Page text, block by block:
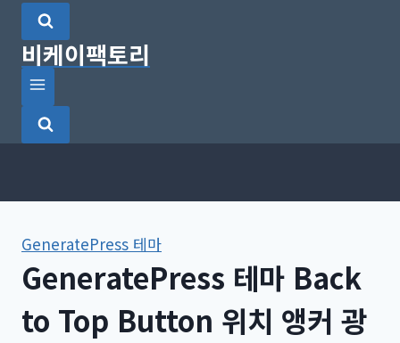
비케이팩토리
GeneratePress 테마
GeneratePress 테마 Back
to Top Button 위치 앵커 광